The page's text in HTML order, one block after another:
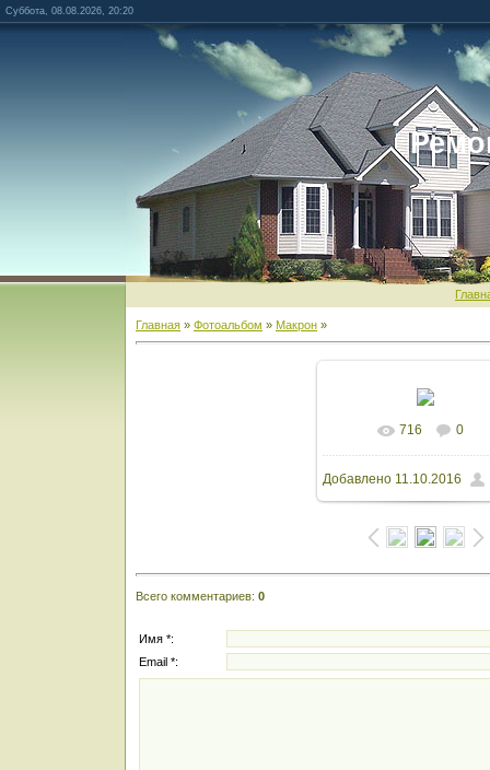
Суббота, 08.08.2026, 20:20
Главная » Фотоальбом » Макрон »
В реальном
1600x1200/
716 0
Добавлено 11.10.2016
Всего комментариев: 0
Имя *:
Email *: